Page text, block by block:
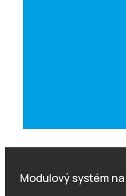
Modulový systém